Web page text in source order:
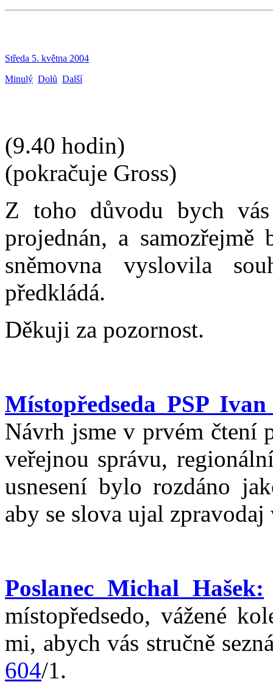
Středa 5. května 2004
Minulý Dolů Další
(9.40 hodin)
(pokračuje Gross)
Z toho důvodu bych
projednán, a
sněmovna vyslovila
předkládá.
Děkuji za pozornost.
Místopředseda PSP
Návrh jsme v prvém čtení
veřejnou správu,
usnesení bylo rozdáno
aby se slova ujal
Poslanec Michal Hašek:
místopředsedo, vážené
mi, abych vás stručně
604/1.